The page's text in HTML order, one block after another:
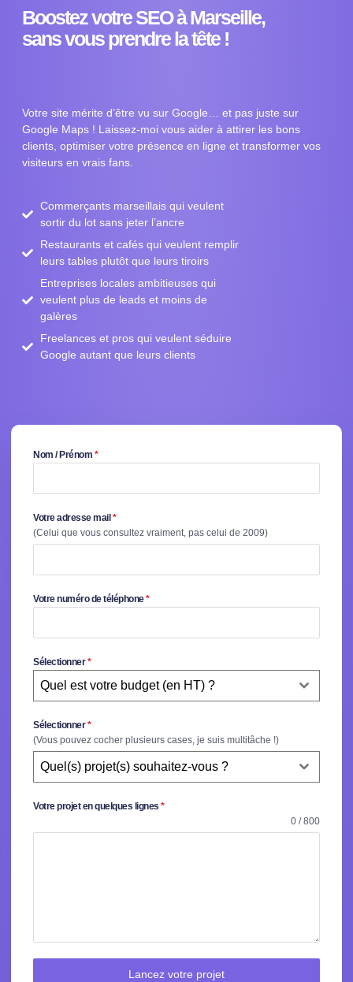
Nom / Prénom *
Votre adresse mail *
(Celui que vous consultez vraiment, pas celui de 2009)
Votre numéro de téléphone*
Sélectionner*
Quel est votre budget (en HT) ?
Sélectionner*
(Vous pouvez cocher plusieurs cases, je suis multitâche !)
Quel(s) projet(s) souhaitez-vous ?
Votre projet en quelques lignes *
0 / 800
Lancez votre projet
Boostez votre SEO à Marseille,
sans vous prendre la tête !
Votre site mérite d’être vu sur Google… et pas juste sur
Google Maps ! Laissez-moi vous aider à attirer les bons
clients, optimiser votre présence en ligne et transformer vos
visiteurs en vrais fans.
Commerçants marseillais qui veulent
sortir du lot sans jeter l’ancre
Restaurants et cafés qui veulent remplir
leurs tables plutôt que leurs tiroirs
Entreprises locales ambitieuses qui
veulent plus de leads et moins de
galères
Freelances et pros qui veulent séduire
Google autant que leurs clients